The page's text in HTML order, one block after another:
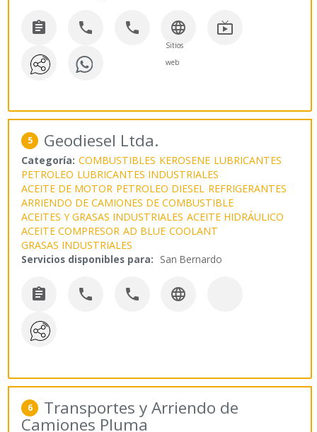
   
Sitios
web

5 Geodiesel Ltda.
Categoría: COMBUSTIBLES KEROSENE LUBRICANTES
PETROLEO LUBRICANTES INDUSTRIALES
ACEITE DE MOTOR PETROLEO DIESEL REFRIGERANTES
ARRIENDO DE CAMIONES DE COMBUSTIBLE
ACEITES Y GRASAS INDUSTRIALES ACEITE HIDRÁULICO
ACEITE COMPRESOR AD BLUE COOLANT
GRASAS INDUSTRIALES
Servicios disponibles para: San Bernardo
   
6 Transportes y Arriendo de
Camiones Pluma